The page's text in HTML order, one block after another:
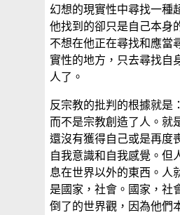
幻想的現實性中尋找一種
他找到的卻只是自己本身
不想在他正在尋找和應當
實性的地方，只去尋找自
人了。
反宗教的批判的根據就是
而不是宗教創造了人。就
還沒有獲得自己或是再度
自我意識和自我感覺。但
息在世界以外的東西。人
是國家，社會。國家，社
倒了的世界觀，因為他們